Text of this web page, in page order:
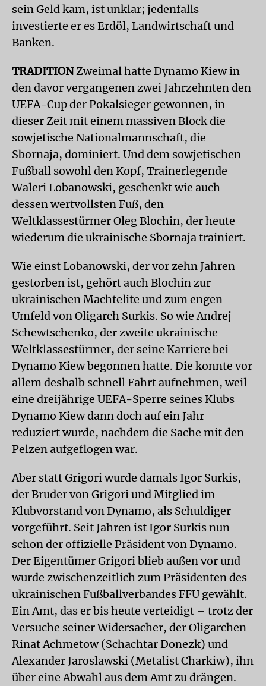
sein Geld kam, ist unklar; jedenfalls
investierte er es Erdöl, Landwirtschaft und
Banken.
TRADITIONZweimal hatte Dynamo Kiew in
den davor vergangenen zwei Jahrzehnten den
UEFA-Cup der Pokalsieger gewonnen, in
dieser Zeit mit einem massiven Block die
sowjetische Nationalmannschaft, die
Sbornaja, dominiert. Und dem sowjetischen
Fußball sowohl den Kopf, Trainerlegende
Waleri Lobanowski, geschenkt wie auch
dessen wertvollsten Fuß, den
Weltklassestürmer Oleg Blochin, der heute
wiederum die ukrainische Sbornaja trainiert.
Wie einst Lobanowski, der vor zehn Jahren
gestorben ist, gehört auch Blochin zur
ukrainischen Machtelite und zum engen
Umfeld von Oligarch Surkis. So wie Andrej
Schewtschenko, der zweite ukrainische
Weltklassestürmer, der seine Karriere bei
Dynamo Kiew begonnen hatte. Die konnte vor
allem deshalb schnell Fahrt aufnehmen, weil
eine dreijährige UEFA-Sperre seines Klubs
Dynamo Kiew dann doch auf ein Jahr
reduziert wurde, nachdem die Sache mit den
Pelzen aufgeflogen war.
Aber statt Grigori wurde damals Igor Surkis,
der Bruder von Grigori und Mitglied im
Klubvorstand von Dynamo, als Schuldiger
vorgeführt. Seit Jahren ist Igor Surkis nun
schon der offizielle Präsident von Dynamo.
Der Eigentümer Grigori blieb außen vor und
wurde zwischenzeitlich zum Präsidenten des
ukrainischen Fußballverbandes FFU gewählt.
Ein Amt, das er bis heute verteidigt – trotz der
Versuche seiner Widersacher, der Oligarchen
Rinat Achmetow (Schachtar Donezk) und
Alexander Jaroslawski (Metalist Charkiw), ihn
über eine Abwahl aus dem Amt zu drängen.